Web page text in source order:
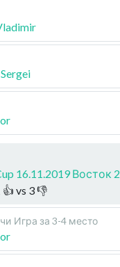
16.11.2019 Восток 2
👍 vs 3👎
Игра за 3-4 место